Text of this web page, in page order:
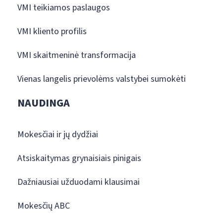
VMI teikiamos paslaugos
VMI kliento profilis
VMI skaitmeninė transformacija
Vienas langelis prievolėms valstybei sumokėti
NAUDINGA
Mokesčiai ir jų dydžiai
Atsiskaitymas grynaisiais pinigais
Dažniausiai užduodami klausimai
Mokesčių ABC